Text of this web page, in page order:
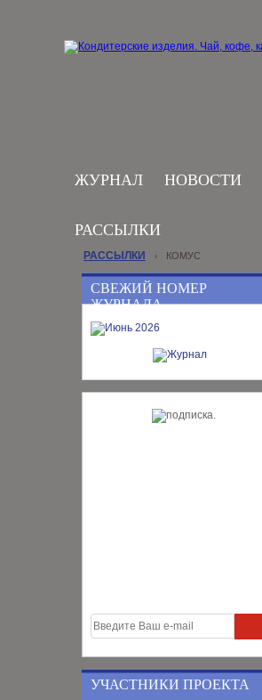
ЖУРНАЛ НОВОСТИ
РАССЫЛКИ
СВЕЖИЙ НОМЕР
ЖУРНАЛА
УЧАСТНИКИ ПРОЕКТА
РАССЫЛКИ › КОМУС